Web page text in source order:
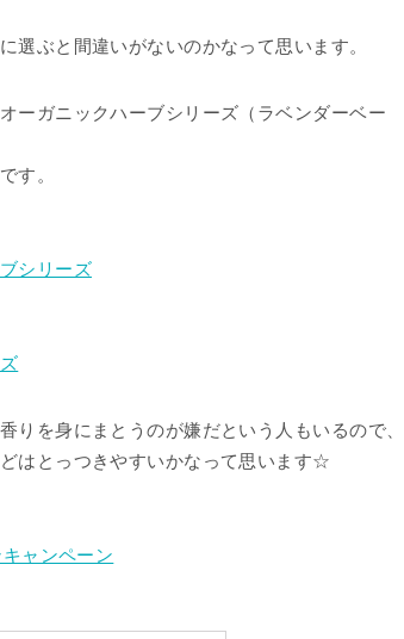
選ぶと間違いがないのかなって思います。
ーガニックハーブシリーズ（ラベンダーベー
す。
シリーズ
りを身にまとうのが嫌だという人もいるので、
はとっつきやすいかなって思います☆
ャンペーン